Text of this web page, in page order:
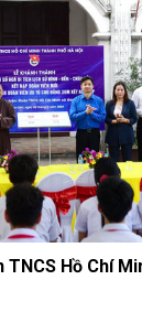
Hồ Chí